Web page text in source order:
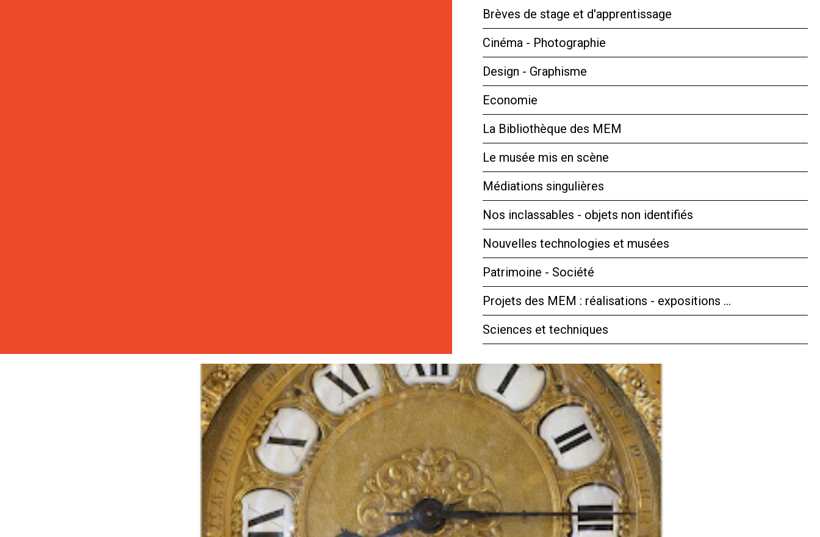
Brèves de stage et d'apprentissage
Cinéma - Photographie
Design - Graphisme
Economie
La Bibliothèque des MEM
Le musée mis en scène
Médiations singulières
Nos inclassables - objets non identifiés
Nouvelles technologies et musées
Patrimoine - Société
Projets des MEM : réalisations - expositions …
Sciences et techniques